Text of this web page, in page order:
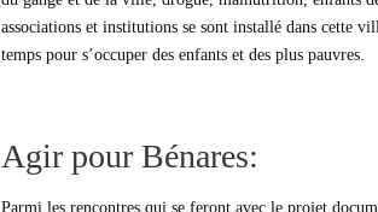
associations et institutions se sont installé dans cette
temps pour s’occuper des enfants et des plus pauvres.
Agir pour Bénares:
Parmi les rencontres qui se feront avec le projet